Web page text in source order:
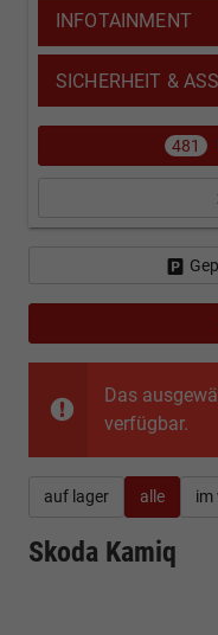
Das
verfügbar.
auf lager alle im
Skoda Kamiq
INFOTAINMENT
SICHERHEIT &
481